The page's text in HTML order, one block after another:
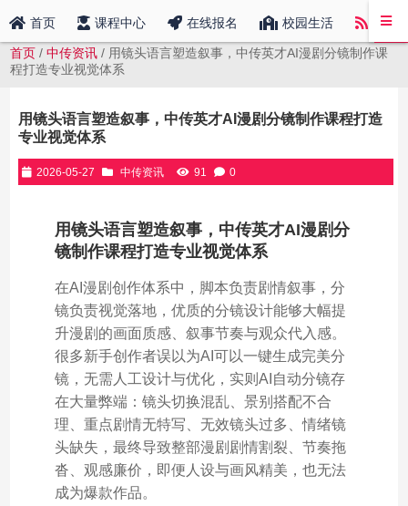
首页 课程中心 在线报名 校园生活 中传
首页 /中传资讯 / 用镜头语言塑造叙事，中传英才AI漫剧分镜制作课
程打造专业视觉体系
用镜头语言塑造叙事，中传英才AI漫剧分镜制作课程打造
专业视觉体系
2026-05-27 中传资讯 91 0
用镜头语言塑造叙事，中传英才AI漫剧分
镜制作课程打造专业视觉体系
在AI漫剧创作体系中，脚本负责剧情叙事，分
镜负责视觉落地，优质的分镜设计能够大幅提
升漫剧的画面质感、叙事节奏与观众代入感。
很多新手创作者误以为AI可以一键生成完美分
镜，无需人工设计与优化，实则AI自动分镜存
在大量弊端：镜头切换混乱、景别搭配不合
理、重点剧情无特写、无效镜头过多、情绪镜
头缺失，最终导致整部漫剧剧情割裂、节奏拖
沓、观感廉价，即便人设与画风精美，也无法
成为爆款作品。